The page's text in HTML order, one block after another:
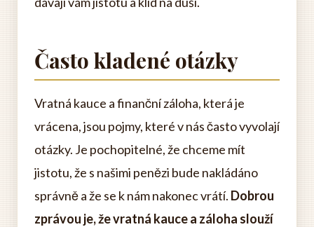
Často kladené otázky
Vratná kauce a finanční záloha, která je
vrácena, jsou pojmy, které v nás často vyvolají
otázky. Je pochopitelné, že chceme mít
jistotu, že s našimi penězi bude nakládáno
správně a že se k nám nakonec vrátí. Dobrou
zprávou je, že vratná kauce a záloha slouží